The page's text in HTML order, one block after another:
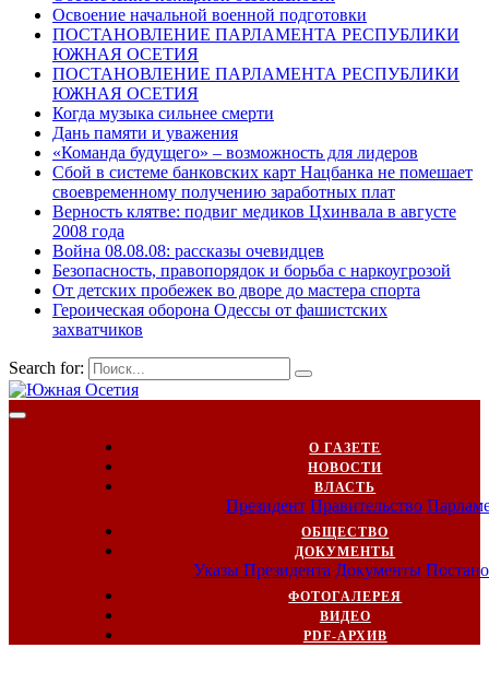
Освоение начальной военной подготовки
ПОСТАНОВЛЕНИЕ ПАРЛАМЕНТА РЕСПУБЛИКИ
ЮЖНАЯ ОСЕТИЯ
ПОСТАНОВЛЕНИЕ ПАРЛАМЕНТА РЕСПУБЛИКИ
ЮЖНАЯ ОСЕТИЯ
Когда музыка сильнее смерти
Дань памяти и уважения
«Команда будущего» – возможность для лидеров
Сбой в системе банковских карт Нацбанка не помешает
своевременному получению заработных плат
Верность клятве: подвиг медиков Цхинвала в августе
2008 года
Война 08.08.08: рассказы очевидцев
Безопасность, правопорядок и борьба с наркоугрозой
От детских пробежек во дворе до мастера спорта
Героическая оборона Одессы от фашистских
захватчиков
Search for:
О ГАЗЕТЕ
НОВОСТИ
ВЛАСТЬ
Президент Правительство
ОБЩЕСТВО
ДОКУМЕНТЫ
Указы Президента Документы
ФОТОГАЛЕРЕЯ
ВИДЕО
PDF-АРХИВ